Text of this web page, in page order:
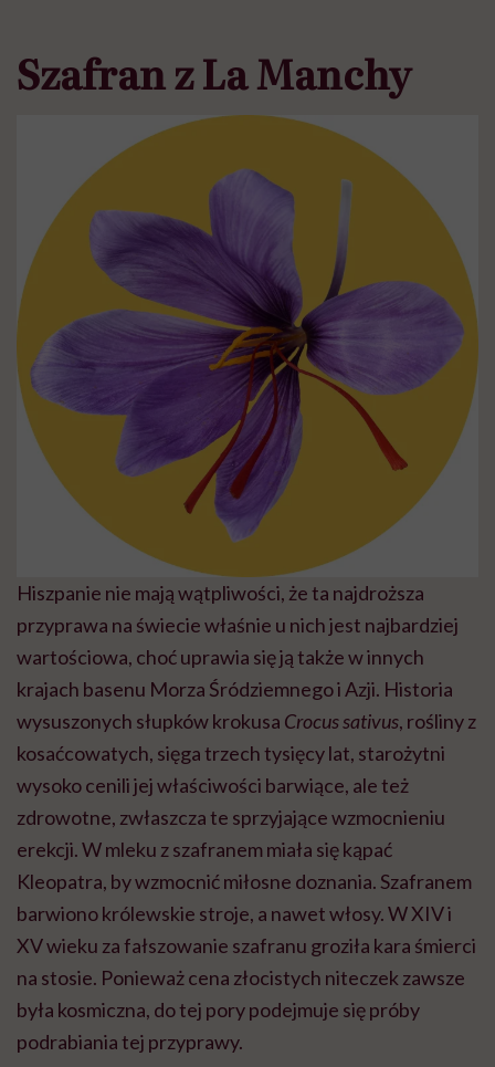
Szafran z La Manchy
Hiszpanie nie mają wątpliwości, że ta najdroższa
przyprawa na świecie właśnie u nich jest najbardziej
wartościowa, choć uprawia się ją także w innych
krajach basenu Morza Śródziemnego i Azji. Historia
wysuszonych słupków krokusa Crocus sativus, rośliny z
kosaćcowatych, sięga trzech tysięcy lat, starożytni
wysoko cenili jej właściwości barwiące, ale też
zdrowotne, zwłaszcza te sprzyjające wzmocnieniu
erekcji. W mleku z szafranem miała się kąpać
Kleopatra, by wzmocnić miłosne doznania. Szafranem
barwiono królewskie stroje, a nawet włosy. W XIV i
XV wieku za fałszowanie szafranu groziła kara śmierci
na stosie. Ponieważ cena złocistych niteczek zawsze
była kosmiczna, do tej pory podejmuje się próby
podrabiania tej przyprawy.